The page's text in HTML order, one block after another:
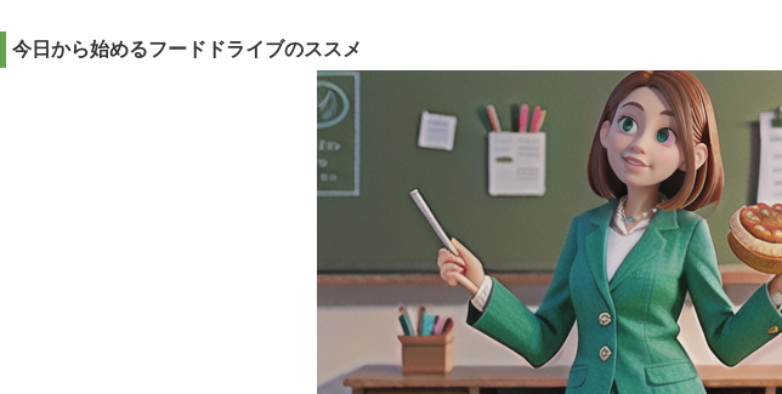
今日から始めるフードドライブのススメ